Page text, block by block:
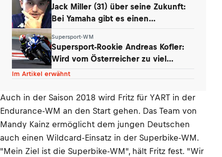
Jack Miller (31) über seine Zukunft:
Bei Yamaha gibt es einen
Supersport-WM
Supersport-Rookie Andreas Kofler:
Wird vom Österreicher zu viel
erwartet?
Im Artikel erwähnt
Auch in der Saison 2018 wird Fritz für YART in der
Endurance-WM an den Start gehen. Das Team von
Mandy Kainz ermöglicht dem jungen Deutschen
auch einen Wildcard-Einsatz in der Superbike-WM.
"Mein Ziel ist die Superbike-WM", hält Fritz fest. "Wir